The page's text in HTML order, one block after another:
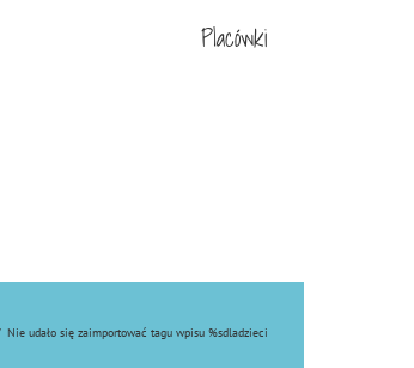
Placówki
Nie udało się zaimportować tagu wpisu %sdladzieci